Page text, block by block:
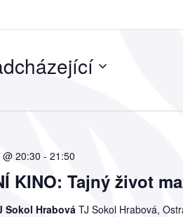
KINO: Tajný život
20:30 -21:50
Sokol HrabováTJ Sokol Hrabová,